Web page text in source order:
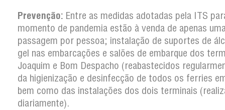
Prevenção: Entre as medidas adotadas pela ITS
momento de pandemia estão à venda de apenas
passagem por pessoa; instalação de suportes de
gel nas embarcações e salões de embarque dos
Joaquim e Bom Despacho (reabastecidos
da higienização e desinfecção de todos os ferries
bem como das instalações dos dois terminais
diariamente).